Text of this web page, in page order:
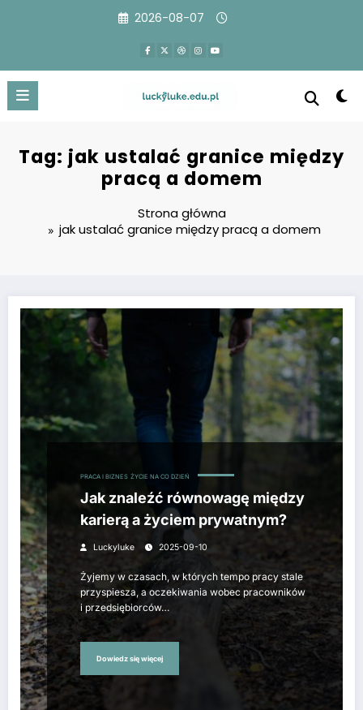
2026-08-07
Tag: jak ustalać granice między
pracą a domem
Strona główna
jak ustalać granice między pracą a domem
PRACA I BIZNES ŻYCIE NA CO DZIEŃ
Jak znaleźć równowagę między
karierą a życiem prywatnym?
Luckyluke 2025-09-10
Żyjemy w czasach, w których tempo pracy stale
przyspiesza, a oczekiwania wobec pracowników
i przedsiębiorców…
Dowiedz się więcej